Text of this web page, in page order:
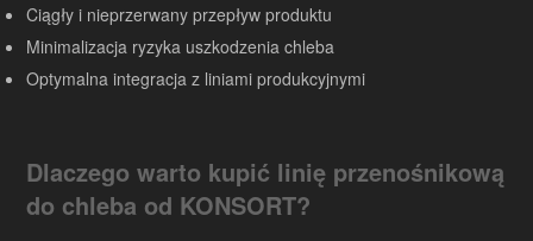
Ciągły i nieprzerwany przepływ produktu
Minimalizacja ryzyka uszkodzenia chleba
Optymalna integracja z liniami produkcyjnymi
Dlaczego warto kupić linię przenośnikową
do chleba od KONSORT?